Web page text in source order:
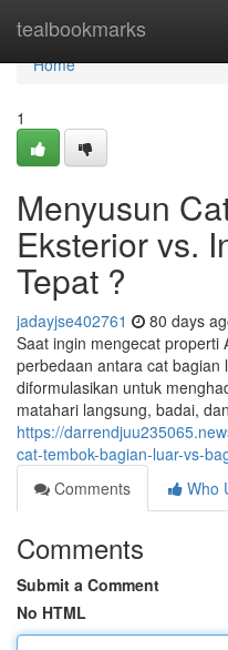
tealbookmarks
Home
Home
1
Menyusun
Eksterior vs.
Tepat ?
jadayjse402761 80 days
Saat ingin mengecat properti
perbedaan antara cat bagian
diformulasikan untuk
matahari langsung, badai, dan
https://
cat-tembok-bagian-luar-vs-
Comments
Who
Comments
Submit a Comment
No HTML